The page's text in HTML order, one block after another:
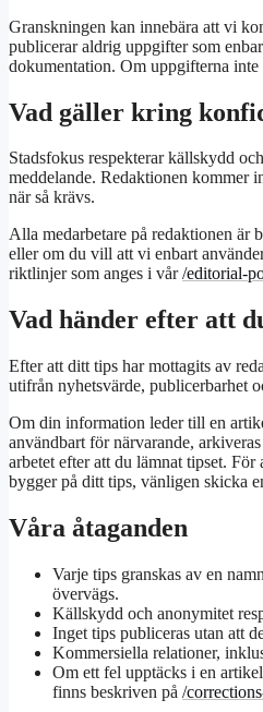
Granskningen kan innebära att vi
publicerar aldrig uppgifter som
dokumentation. Om uppgifterna inte
Vad gäller kring
Stadsfokus respekterar källskydd
meddelande. Redaktionen kommer
när så krävs.
Alla medarbetare på redaktionen är
eller om du vill att vi enbart
riktlinjer som anges i vår/editorial-
Vad händer efter att
Efter att ditt tips har mottagits av
utifrån nyhetsvärde, publicerbarhet
Om din information leder till en
användbart för närvarande,
arbetet efter att du lämnat tipset.
bygger på ditt tips, vänligen skicka
Våra åtaganden
Varje tips granskas av en
övervägs.
Källskydd och anonymitet
Inget tips publiceras utan att
Kommersiella relationer,
Om ett fel upptäcks i en
finns beskriven på /